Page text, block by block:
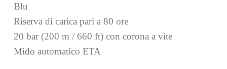
Blu
Riserva di carica pari a 80 ore
20 bar (200 m / 660 ft) con corona a vite
Mido automatico ETA